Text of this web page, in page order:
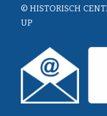
© HISTORISCH
UP